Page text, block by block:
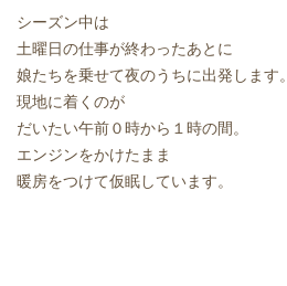
シーズン中は
土曜日の仕事が終わったあとに
娘たちを乗せて夜のうちに出発します。
現地に着くのが
だいたい午前０時から１時の間。
エンジンをかけたまま
暖房をつけて仮眠しています。